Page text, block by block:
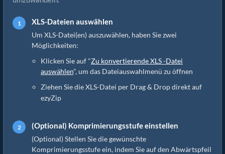
XLS-Dateien auswählen
Um XLS-Datei(en) auszuwählen, haben Sie zwei
Möglichkeiten:
Klicken Sie auf "Zu konvertierende XLS -Datei
auswählen", um das Dateiauswahlmenü zu öffnen
Ziehen Sie die XLS-Datei per Drag & Drop direkt auf
ezyZip
(Optional) Komprimierungsstufe einstellen
(Optional) Stellen Sie die gewünschte
Komprimierungsstufe ein, indem Sie auf den Abwärtspfeil